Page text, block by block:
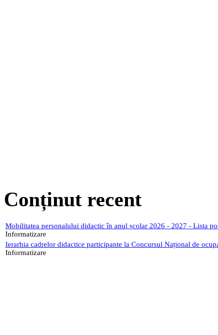
Conținut recent
Mobilitatea personalului didactic în anul școlar 2026 - 2027 - Lista
Informatizare
Ierarhia cadrelor didactice participante la Concursul Național de
Informatizare